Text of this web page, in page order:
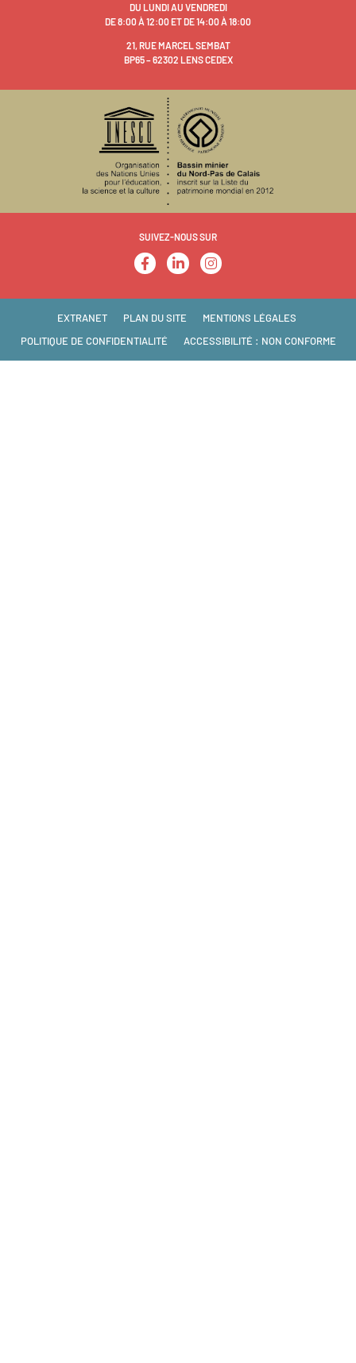
DU LUNDI AU VENDREDI
DE 8:00 À 12:00 ET DE 14:00 À 18:00
21, RUE MARCEL SEMBAT
BP65 – 62302 LENS CEDEX
SUIVEZ-NOUS SUR
EXTRANET PLAN DU SITE
MENTIONS LÉGALES
POLITIQUE DE CONFIDENTIALITÉ
ACCESSIBILITÉ : NON CONFORME